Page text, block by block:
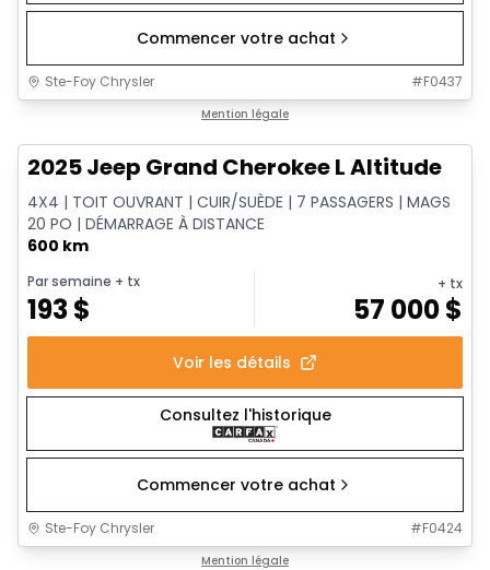
Commencer votre achat
Ste-Foy Chrysler #F0437
Mention légale
2025 Jeep Grand Cherokee L Altitude
4X4 | TOIT OUVRANT | CUIR/SUÈDE | 7 PASSAGERS | MAGS
20 PO | DÉMARRAGE À DISTANCE
600 km
Par semaine + tx
193$
+ tx
57 000$
Voir les détails
Consultez l'historique
Commencer votre achat
Ste-Foy Chrysler #F0424
Mention légale